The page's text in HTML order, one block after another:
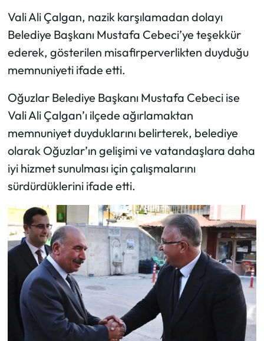
Vali Ali Çalgan, nazik karşılamadan dolayı
Belediye Başkanı Mustafa Cebeci’ye teşekkür
ederek, gösterilen misafirperverlikten duyduğu
memnuniyeti ifade etti.
Oğuzlar Belediye Başkanı Mustafa Cebeci ise
Vali Ali Çalgan’ı ilçede ağırlamaktan
memnuniyet duyduklarını belirterek, belediye
olarak Oğuzlar’ın gelişimi ve vatandaşlara daha
iyi hizmet sunulması için çalışmalarını
sürdürdüklerini ifade etti.
Magazin
Mecitözü Haberleri
Oğuzlar Haberleri
Ortaköy Haberleri
Osmancık Haberleri
Otomotiv
Resmi Reklam
Sağlık
Siyaset
Spor